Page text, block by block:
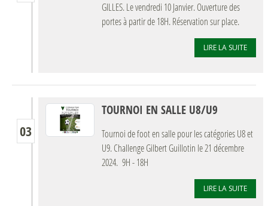
GILLES. Le vendredi 10 Janvier. Ouverture des
portes à partir de 18H. Réservation sur place.
LIRE LA SUITE
03
TOURNOI EN SALLE U8/U9
Tournoi de foot en salle pour les catégories U8 et
U9. Challenge Gilbert Guillotin le 21 décembre
2024. 9H - 18H
LIRE LA SUITE